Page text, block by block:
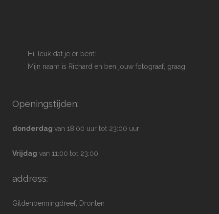
Hi, leuk dat je er bent!
Mijn naam is Richard en ben jouw fotograaf, graag!
Openingstijden:
donderdag van 18:00 uur tot 23:00 uur
Vrijdag van 11:00 tot 23:00
address:
Gildenpenningdreef, Dronten